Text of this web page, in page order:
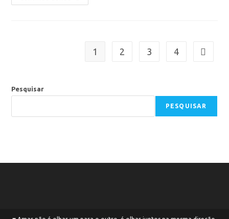
1 2 3 4
Pesquisar
PESQUISAR